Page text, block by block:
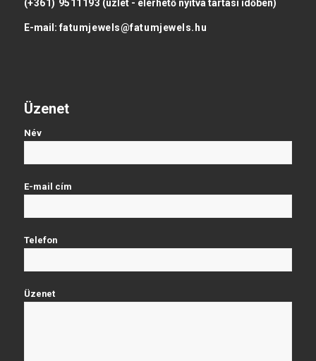
(+361) 9511193 (üzlet - elérhető nyitva tartási időben)
E-mail: fatumjewels@fatumjewels.hu
Üzenet
Név
E-mail cím
Telefon
Üzenet